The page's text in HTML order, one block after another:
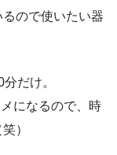
ので使いたい器
だけ。
になるので、時
）